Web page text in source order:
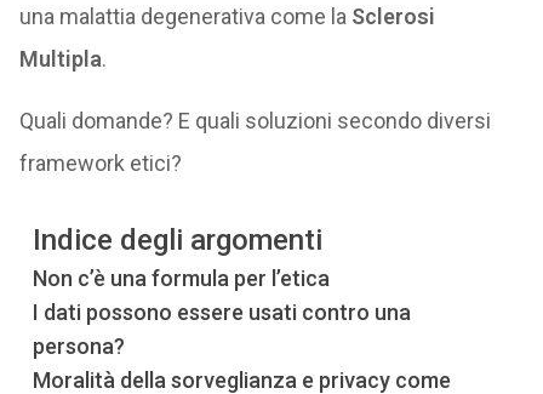
una malattia degenerativa come la Sclerosi
Multipla.
Quali domande? E quali soluzioni secondo diversi
framework etici?
Indice degli argomenti
Non c’è una formula per l’etica
I dati possono essere usati contro una
persona?
Moralità della sorveglianza e privacy come